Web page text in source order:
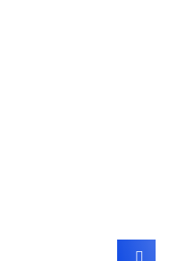
Search